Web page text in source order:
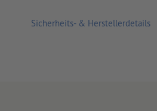
Sicherheits- & Herstellerdetails